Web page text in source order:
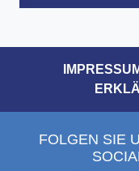
FOLGEN SIE